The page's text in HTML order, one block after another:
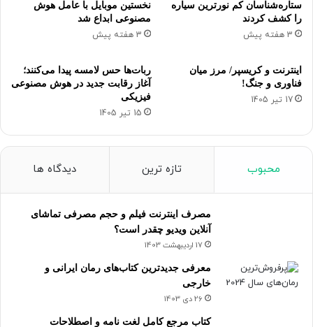
ستاره‌شناسان کم نورترین سیاره
را کشف کردند
3 هفته پیش
نخستین موبایل با عامل هوش
مصنوعی ابداع شد
3 هفته پیش
اینترنت و کریسپر/ مرز میان
فناوری و جنگ!
17 تیر 1405
ربات‌ها حس لامسه پیدا می‌کنند؛
آغاز رقابت جدید در هوش مصنوعی
فیزیکی
15 تیر 1405
محبوب تازه ترین دیدگاه ها
مصرف اینترنت فیلم و حجم مصرفی تماشای
آنلاین ویدیو چقدر است؟
17 اردیبهشت 1403
معرفی جدیدترین کتاب‌های رمان ایرانی و
خارجی
26 دی 1403
کتاب مرجع کامل لغت نامه و اصطلاحات